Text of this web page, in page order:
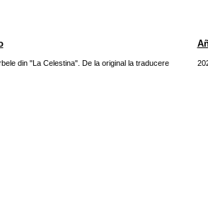
din "La Celestina". De la original la traducere